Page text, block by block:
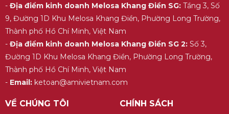
- Địa điểm kinh doanh Melosa Khang Điền SG:Tầng 3, Số
9, Đường 1D Khu Melosa Khang Điền, Phường Long Trường,
Thành phố Hồ Chí Minh, Việt Nam
- Địa điểm kinh doanh Melosa Khang Điền SG 2:Số 3,
Đường 1D Khu Melosa Khang Điền, Phường Long Trường,
Thành phố Hồ Chí Minh, Việt Nam
- Email:ketoan@amivietnam.com
VỀ CHÚNG TÔI CHÍNH SÁCH